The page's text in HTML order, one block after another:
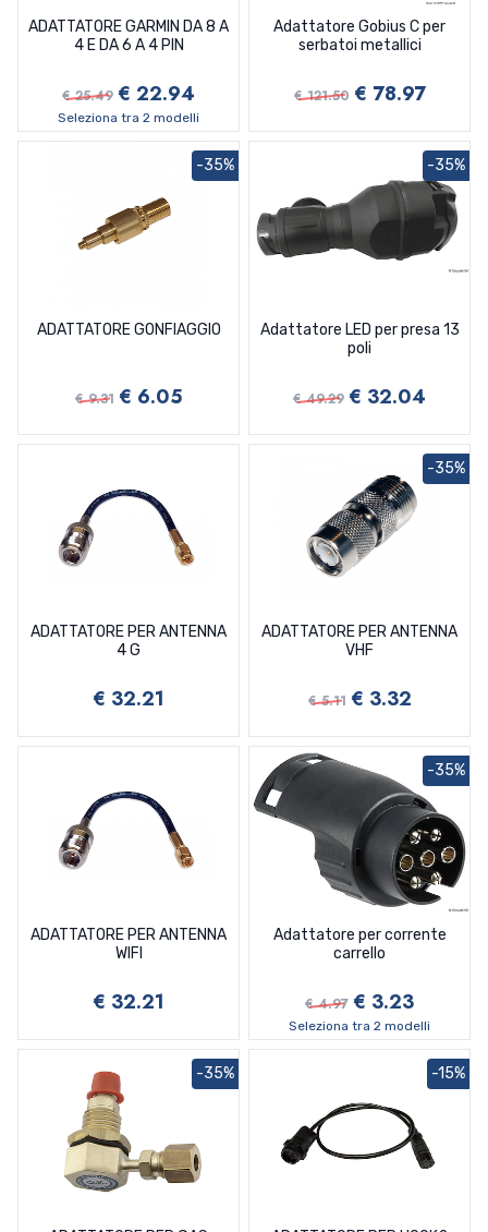
ADATTATORE GARMIN DA 8 A
4 E DA 6 A 4 PIN
€ 25.49 € 22.94
Seleziona tra 2 modelli
Adattatore Gobius C per
serbatoi metallici
€ 121.50 € 78.97
ADATTATORE GONFIAGGIO
€ 9.31 € 6.05
-35%
Adattatore LED per presa 13
poli
€ 49.29 € 32.04
-35%
ADATTATORE PER ANTENNA
4 G
€ 32.21
ADATTATORE PER ANTENNA
VHF
€ 5.11 € 3.32
-35%
ADATTATORE PER ANTENNA
WIFI
€ 32.21
Adattatore per corrente
carrello
€ 4.97 € 3.23
-35%
Seleziona tra 2 modelli
-35% -15%